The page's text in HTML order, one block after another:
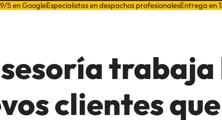
5 en GoogleEspecialistas en despachos profesionalesEntrega en
trabaja
clientes